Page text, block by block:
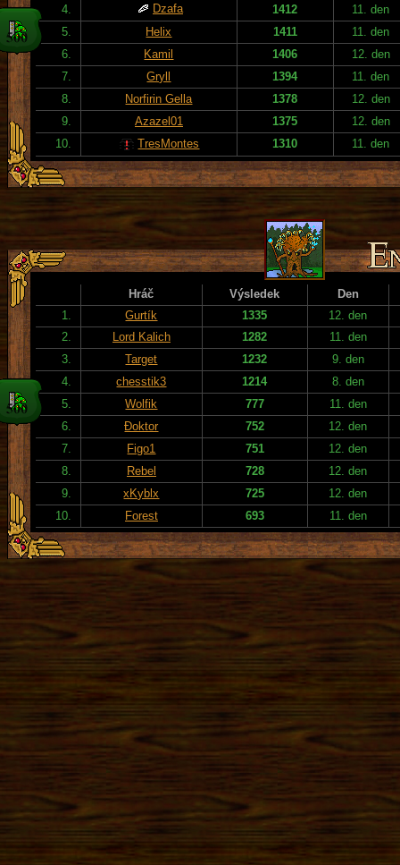
4.
Dzafa 1412
11. den
5.
Helix 1411
11. den
6.
Kamil 1406
12. den
7.
Gryll 1394
11. den
8.
Norfirin Gella 1378
12. den
9.
Azazel01 1375
12. den
10.
TresMontes 1310 11. den
Hráč Výsledek
Den
1.
Gurtík 1335
12. den
2.
Lord Kalich 1282
11. den
3.
Target 1232
9. den
4.
chesstik3 1214
8. den
5.
Wolfik 777
11. den
6.
Đoktor 752
12. den
7.
Figo1 751
12. den
8.
Rebel 728
12. den
9.
xKyblx 725
12. den
10.
Forest 693 11. den